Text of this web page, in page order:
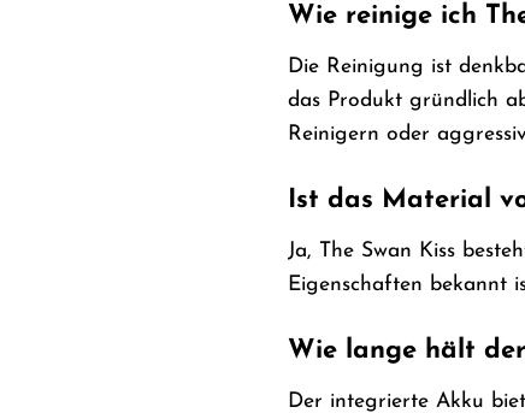
Wie reinige ich
Die Reinigung ist
das Produkt gründlich
Reinigern oder
Ist das Material
Ja, The Swan Kiss
Eigenschaften bekannt
Wie lange hält
Der integrierte Akku